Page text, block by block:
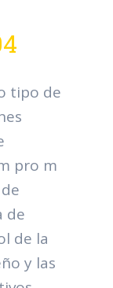
tipo de
pro m
de
de la
y las